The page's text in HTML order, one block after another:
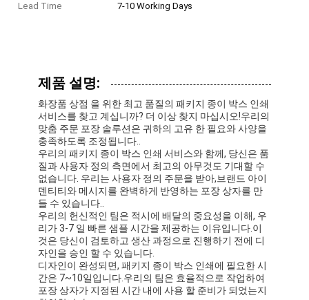
Lead Time
7-10 Working Days
제품 설명:
화장품 상점 을 위한 최고 품질의 패키지 종이 박스 인쇄
서비스를 찾고 계십니까? 더 이상 찾지 마십시오!우리의
맞춤 주문 포장 솔루션은 귀하의 고유 한 필요와 사양을
충족하도록 조정됩니다..
우리의 패키지 종이 박스 인쇄 서비스와 함께, 당신은 품
질과 사용자 정의 측면에서 최고의 아무것도 기대할 수
없습니다. 우리는 사용자 정의 주문을 받아,브랜드 아이
덴티티와 메시지를 완벽하게 반영하는 포장 상자를 만
들 수 있습니다..
우리의 헌신적인 팀은 적시에 배달의 중요성을 이해, 우
리가 3-7 일 빠른 샘플 시간을 제공하는 이유입니다.이
것은 당신이 검토하고 생산 과정으로 진행하기 전에 디
자인을 승인 할 수 있습니다.
디자인이 완성되면, 패키지 종이 박스 인쇄에 필요한 시
간은 7~10일입니다.우리의 팀은 효율적으로 작업하여
포장 상자가 지정된 시간 내에 사용 할 준비가 되었는지